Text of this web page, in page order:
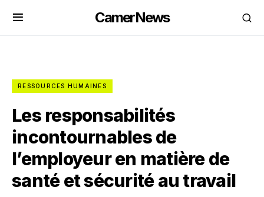
CamerNews
RESSOURCES HUMAINES
Les responsabilités
incontournables de
l’employeur en matière de
santé et sécurité au travail